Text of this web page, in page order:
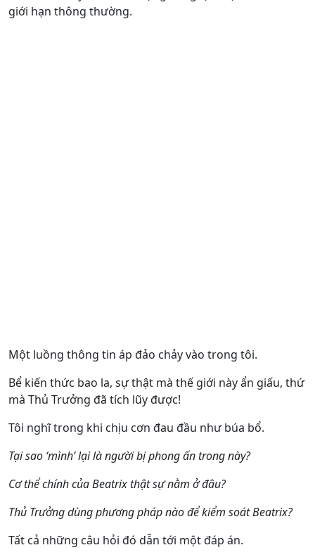
giới hạn thông thường.
Một luồng thông tin áp đảo chảy vào trong tôi.
Bể kiến thức bao la, sự thật mà thế giới này ẩn giấu, thứ
mà Thủ Trưởng đã tích lũy được!
Tôi nghĩ trong khi chịu cơn đau đầu như búa bổ.
Tại sao ‘mình’ lại là người bị phong ấn trong này?
Cơ thể chính của Beatrix thật sự nằm ở đâu?
Thủ Trưởng dùng phương pháp nào để kiểm soát Beatrix?
Tất cả những câu hỏi đó dẫn tới một đáp án.